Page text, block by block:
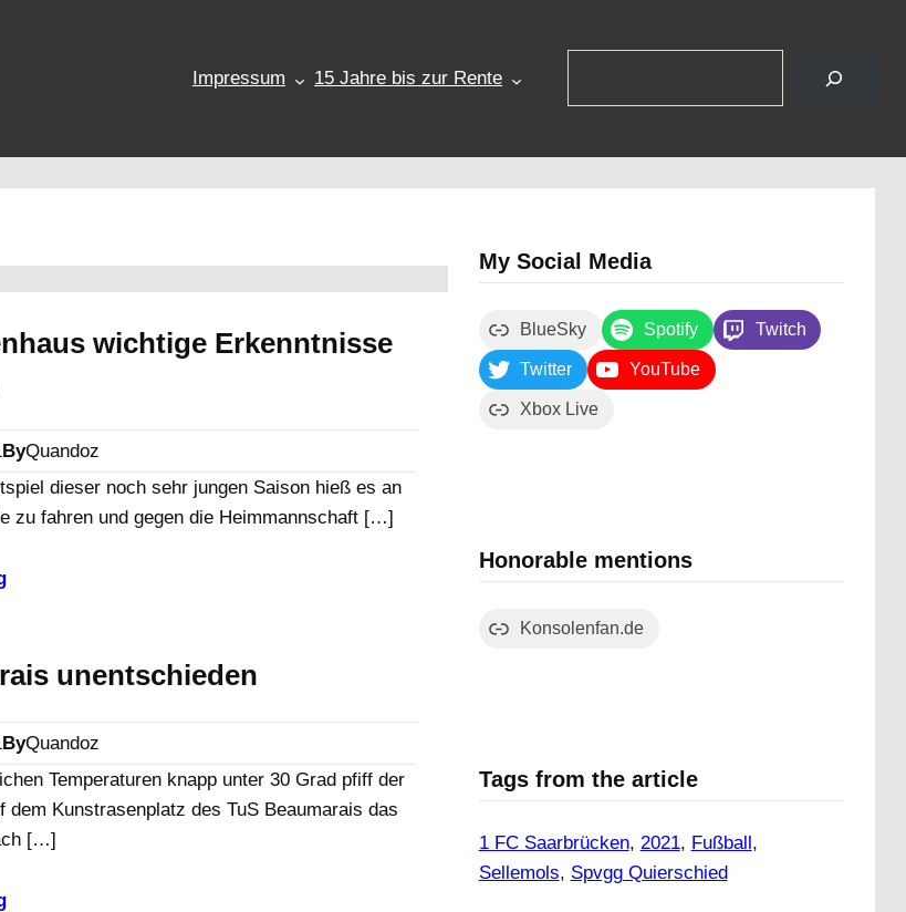
Impressum 15 Jahre bis zur Rente
wichtige Erkenntnisse
ByQuandoz
dieser noch sehr jungen Saison hieß es an
zu fahren und gegen die Heimmannschaft […]
unentschieden
ByQuandoz
Temperaturen knapp unter 30 Grad pfiff der
dem Kunstrasenplatz des TuS Beaumarais das
[…]
My Social Media
BlueSky Spotify Twitch
Twitter YouTube
Xbox Live
Honorable mentions
Konsolenfan.de
Tags from the article
1 FC Saarbrücken, 2021, Fußball
Sellemols, Spvgg Quierschied